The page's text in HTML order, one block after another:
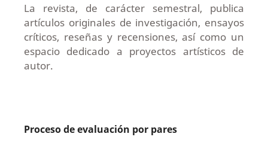
La revista, de carácter semestral, publica
artículos originales de investigación, ensayos
críticos, reseñas y recensiones, así como un
espacio dedicado a proyectos artísticos de
autor.
Proceso de evaluación por pares